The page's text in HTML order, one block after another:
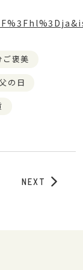
ご褒美
の日
NEXT